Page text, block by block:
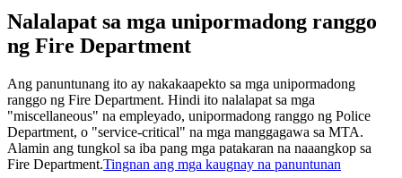
Nalalapat sa mga unipormadong ranggo
ng Fire Department
Ang panuntunang ito ay nakakaapekto sa mga unipormadong
ranggo ng Fire Department. Hindi ito nalalapat sa mga
"miscellaneous" na empleyado, unipormadong ranggo ng Police
Department, o "service-critical" na mga manggagawa sa MTA.
Alamin ang tungkol sa iba pang mga patakaran na naaangkop sa
Fire Department.Tingnan ang mga kaugnay na panuntunan